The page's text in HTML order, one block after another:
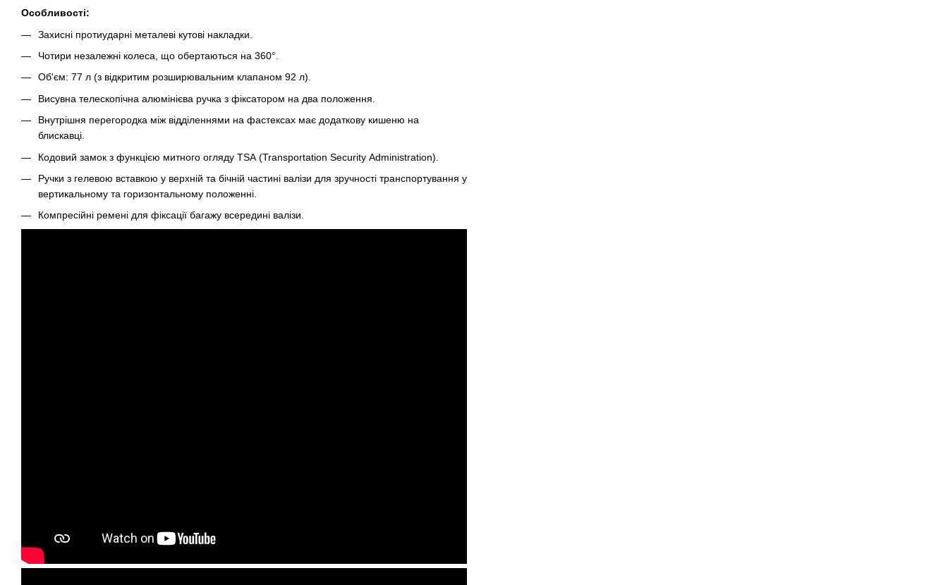
Особливості:
Захисні протиударні металеві кутові накладки.
Чотири незалежні колеса, що обертаються на 360°.
Об'єм: 77 л (з відкритим розширювальним клапаном 92 л).
Висувна телескопічна алюмінієва ручка з фіксатором на два положення.
Внутрішня перегородка між відділеннями на фастексах має додаткову кишеню на
блискавці.
Кодовий замок з функцією митного огляду TSA (Transportation Security Administration).
Ручки з гелевою вставкою у верхній та бічній частині валізи для зручності транспортування у
вертикальному та горизонтальному положенні.
Компресійні ремені для фіксації багажу всередині валізи.